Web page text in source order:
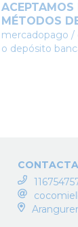
ACEPTAMOS
MÉTODOS
mercadopago /
o depósito